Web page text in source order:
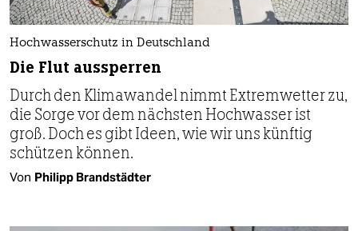
Hochwasserschutz in Deutschland
Die Flut aussperren
Durch den Klimawandel nimmt Extremwetter zu,
die Sorge vor dem nächsten Hochwasser ist
groß. Doch es gibt Ideen, wie wir uns künftig
schützen können.
Von Philipp Brandstädter